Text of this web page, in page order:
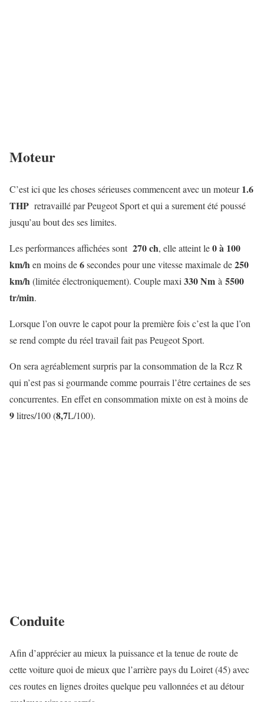
Moteur
C’est ici que les choses sérieuses commencent avec un moteur1.6
THP retravaillé par Peugeot Sport et qui a surement été poussé
jusqu’au bout des ses limites.
Les performances affichées sont 270 ch, elle atteint le0 à 100
km/h en moins de6secondes pour une vitesse maximale de250
km/h (limitée électroniquement). Couple maxi 330 Nm à 5500
tr/min.
Lorsque l’on ouvre le capot pour la première fois c’est la que l’on
se rend compte du réel travail fait pas Peugeot Sport.
On sera agréablement surpris par la consommation de la Rcz R
qui n’est pas si gourmande comme pourrais l’être certaines de ses
concurrentes. En effet en consommation mixte on est à moins de
9litres/100 (8,7L/100).
Conduite
Afin d’apprécier au mieux la puissance et la tenue de route de
cette voiture quoi de mieux que l’arrière pays du Loiret (45) avec
ces routes en lignes droites quelque peu vallonnées et au détour